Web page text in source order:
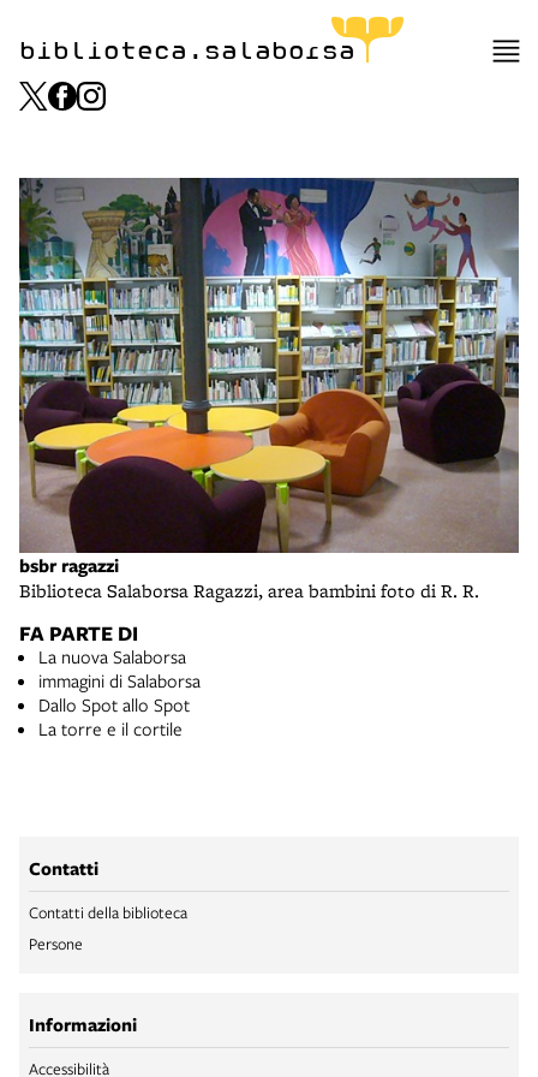
biblioteca.salaborsa
bsbr ragazzi
Biblioteca Salaborsa Ragazzi, area bambini foto di R. R.
FA PARTE DI
La nuova Salaborsa
immagini di Salaborsa
Dallo Spot allo Spot
La torre e il cortile
Contatti
Contatti della biblioteca
Persone
Informazioni
Accessibilità